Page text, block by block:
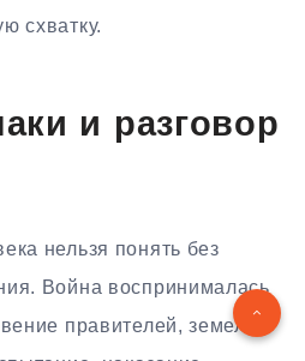
схватку.
и разговор
нельзя понять без
Война воспринималась
правителей, земель и